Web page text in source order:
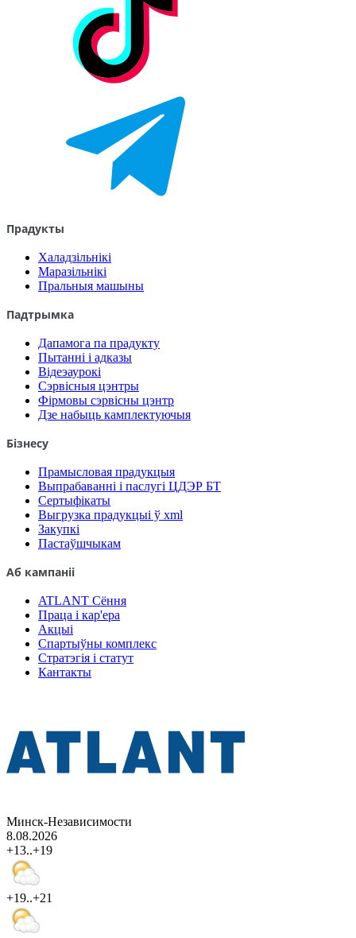
Прадукты
Халадзільнікі
Маразільнікі
Пральныя машыны
Падтрымка
Дапамога па прадукту
Пытанні і адказы
Відеэаурокі
Сэрвісныя цэнтры
Фірмовы сэрвісны цэнтр
Дзе набыць камплектуючыя
Бізнесу
Прамысловая прадукцыя
Выпрабаванні і паслугі ЦДЭР БТ
Сертыфікаты
Выгрузка прадукцыі ў xml
Закупкі
Пастаўшчыкам
Аб кампаніі
ATLANT Сёння
Праца і кар'ера
Акцыі
Спартыўны комплекс
Стратэгія і статут
Кантакты
Минск-Независимости
8.08.2026
+13..+19
+19..+21